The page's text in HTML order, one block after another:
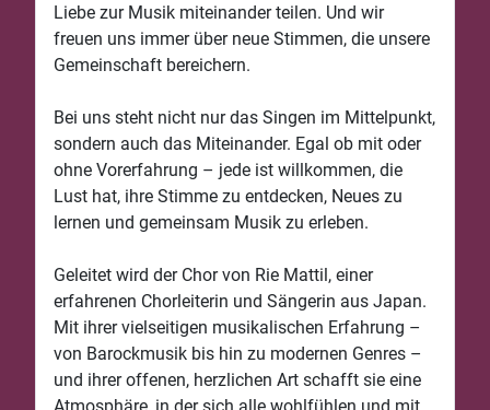
Liebe zur Musik miteinander teilen. Und wir
freuen uns immer über neue Stimmen, die unsere
Gemeinschaft bereichern.
Bei uns steht nicht nur das Singen im Mittelpunkt,
sondern auch das Miteinander. Egal ob mit oder
ohne Vorerfahrung – jede ist willkommen, die
Lust hat, ihre Stimme zu entdecken, Neues zu
lernen und gemeinsam Musik zu erleben.
Geleitet wird der Chor von Rie Mattil, einer
erfahrenen Chorleiterin und Sängerin aus Japan.
Mit ihrer vielseitigen musikalischen Erfahrung –
von Barockmusik bis hin zu modernen Genres –
und ihrer offenen, herzlichen Art schafft sie eine
Atmosphäre, in der sich alle wohlfühlen und mit